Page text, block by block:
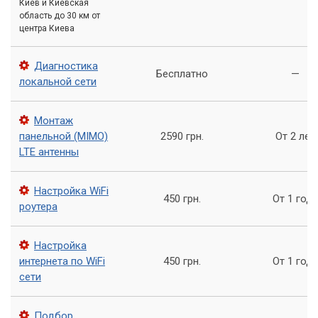
подключение USB-модема к ноутбуку часто не
обеспечивает достаточной скорости и стабильности.
Для создания действительно надежного и
быстрого соединения с использованием
мобильного интернета требуется
профессиональное оборудование и грамотная
настройка.
Усиление сигнала: установка мощных внешних антенн.
Настройка роутера: оптимизация для нескольких
устройств.
Киев и Киевская
область до 30 км от
центра Киева
Диагностика
локальной сети
Бесплатно —
Монтаж
панельной (MIMO)
LTE антенны
2590 грн. От 2 лет
Настройка WiFi
роутера
450 грн. От 1 года
Настройка
интернета по WiFi
сети
450 грн. От 1 года